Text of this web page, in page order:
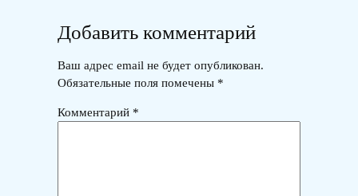
Добавить комментарий
Ваш адрес email не будет опубликован.
Обязательные поля помечены *
Комментарий *